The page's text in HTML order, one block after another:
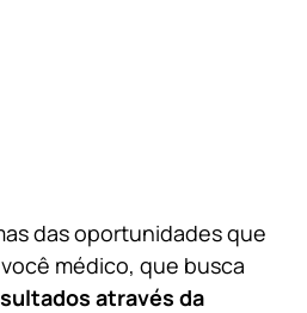
das oportunidades que
médico, que busca
através da